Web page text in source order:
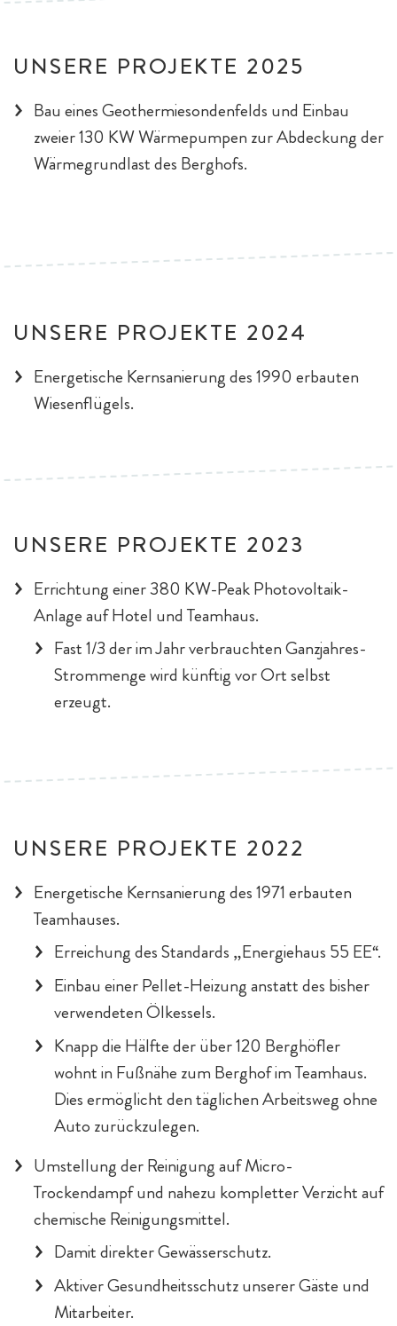
UNSERE PROJEKTE 2025
Bau eines Geothermiesondenfelds und Einbau
zweier 130 KW Wärmepumpen zur Abdeckung der
Wärmegrundlast des Berghofs.
UNSERE PROJEKTE 2024
Energetische Kernsanierung des 1990 erbauten
Wiesenflügels.
UNSERE PROJEKTE 2023
Errichtung einer 380 KW-Peak Photovoltaik-
Anlage auf Hotel und Teamhaus.
Fast 1/3 der im Jahr verbrauchten Ganzjahres-
Strommenge wird künftig vor Ort selbst
erzeugt.
UNSERE PROJEKTE 2022
Energetische Kernsanierung des 1971 erbauten
Teamhauses.
Erreichung des Standards „Energiehaus 55 EE“.
Einbau einer Pellet-Heizung anstatt des bisher
verwendeten Ölkessels.
Knapp die Hälfte der über 120 Berghöfler
wohnt in Fußnähe zum Berghof im Teamhaus.
Dies ermöglicht den täglichen Arbeitsweg ohne
Auto zurückzulegen.
Umstellung der Reinigung auf Micro-
Trockendampf und nahezu kompletter Verzicht auf
chemische Reinigungsmittel.
Damit direkter Gewässerschutz.
Aktiver Gesundheitsschutz unserer Gäste und
Mitarbeiter.